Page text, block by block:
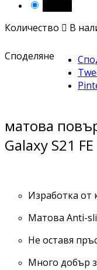
Количество  В
Споделяне
матова
Galaxy S21 FE
Изработка от
Матова Anti-
Не оставя
Много добър